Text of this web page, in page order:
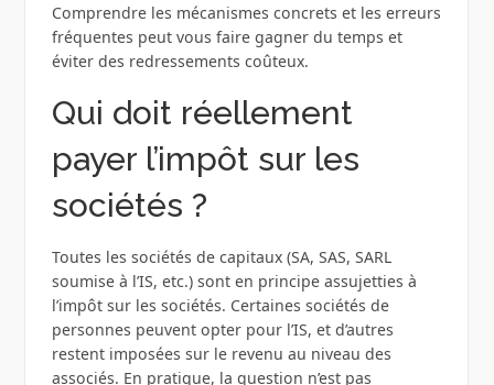
Comprendre les mécanismes concrets et les erreurs
fréquentes peut vous faire gagner du temps et
éviter des redressements coûteux.
Qui doit réellement
payer l’impôt sur les
sociétés ?
Toutes les sociétés de capitaux (SA, SAS, SARL
soumise à l’IS, etc.) sont en principe assujetties à
l’impôt sur les sociétés. Certaines sociétés de
personnes peuvent opter pour l’IS, et d’autres
restent imposées sur le revenu au niveau des
associés. En pratique, la question n’est pas